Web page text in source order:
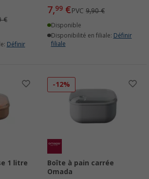
€
Définir
7,99 €PVC 9,90 €
Disponible
Disponibilité en filiale: Définir
filiale
1 litre
-12%
Boîte à pain carrée
Omada